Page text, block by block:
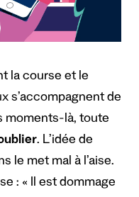
la course et le
s’accompagnent de
moments-là, toute
. L’idée de
le met mal à l’aise.
: « Il est dommage